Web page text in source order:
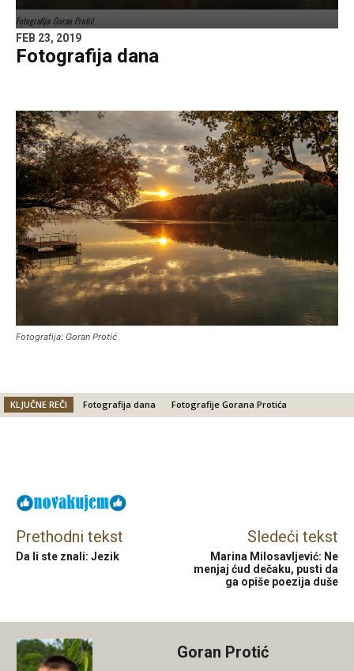
Fotografija: Goran Protić
FEB 23, 2019
Fotografija dana
Fotografija: Goran Protić
KLJUČNE REČI Fotografija dana Fotografije Gorana Protića
Prethodni tekst
Da li ste znali: Jezik
Sledeći tekst
Marina Milosavljević: Ne
menjaj ćud dečaku, pusti da
ga opiše poezija duše
Goran Protić